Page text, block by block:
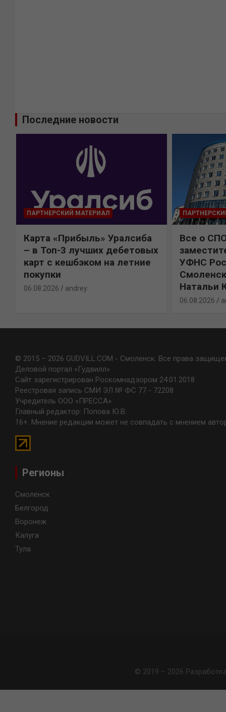
Последние новости
ПАРТНЕРСКИЙ МАТЕРИАЛ
Карта «Прибыль» Уралсиба
– в Топ-3 лучших дебетовых
карт с кешбэком на летние
покупки
06.08.2026 andrey
Все о
УФНС
Натальи
06.08.2026
© 2015 – 2026 GUDVILL.COM - Смоленск. Все права
Деловой портал «Гудвилл»
Сайт зарегистрирован Роскомнадзором 24.01.2018
Реестровая запись СМИ ЭЛ № ФС 77 - 72208
Учредитель ООО «ПРЕССА»
Главный редактор: Попова Ю.В.
16+. Мнение редакции может не совпадать с мнением
Регионы
Смоленск
Белгород
Воронеж
Калуга
Тула
© 2019 – 2026